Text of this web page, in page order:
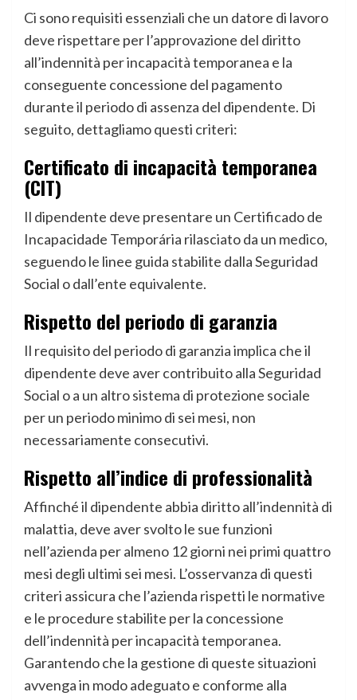
Ci sono requisiti essenziali che un datore di lavoro
deve rispettare per l’approvazione del diritto
all’indennità per incapacità temporanea e la
conseguente concessione del pagamento
durante il periodo di assenza del dipendente. Di
seguito, dettagliamo questi criteri:
Certificato di incapacità temporanea
(CIT)
Il dipendente deve presentare un Certificado de
Incapacidade Temporária rilasciato da un medico,
seguendo le linee guida stabilite dalla Seguridad
Social o dall’ente equivalente.
Rispetto del periodo di garanzia
Il requisito del periodo di garanzia implica che il
dipendente deve aver contribuito alla Seguridad
Social o a un altro sistema di protezione sociale
per un periodo minimo di sei mesi, non
necessariamente consecutivi.
Rispetto all’indice di professionalità
Affinché il dipendente abbia diritto all’indennità di
malattia, deve aver svolto le sue funzioni
nell’azienda per almeno 12 giorni nei primi quattro
mesi degli ultimi sei mesi. L’osservanza di questi
criteri assicura che l’azienda rispetti le normative
e le procedure stabilite per la concessione
dell’indennità per incapacità temporanea.
Garantendo che la gestione di queste situazioni
avvenga in modo adeguato e conforme alla